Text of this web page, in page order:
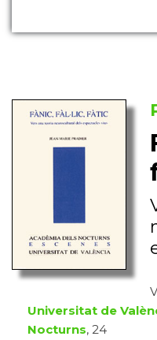
Universitat de
Nocturns, 24